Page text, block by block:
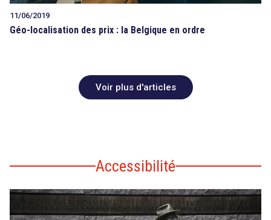
11/06/2019
Géo-localisation des prix : la Belgique en ordre
Voir plus d'articles
Accessibilité